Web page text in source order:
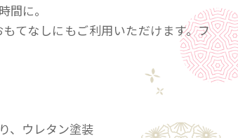
間に。
てなしにもご利用いただけます。フ
、ウレタン塗装